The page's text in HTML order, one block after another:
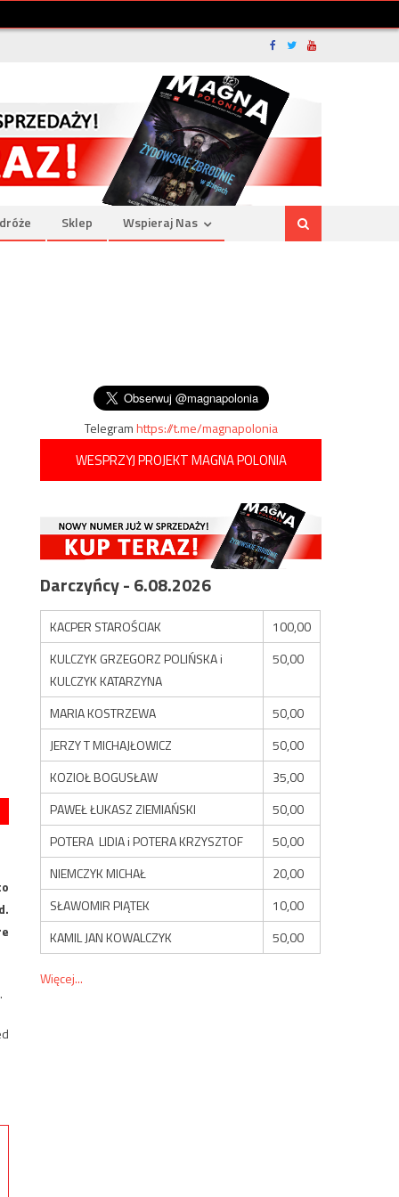
Sklep Wspieraj Nas
Telegramhttps://t.me/magnapolonia
WESPRZYJ PROJEKT MAGNA POLONIA
Darczyńcy - 6.08.2026
KACPER STAROŚCIAK
100,00
KULCZYK GRZEGORZ POLIŃSKA i
KULCZYK KATARZYNA
50,00
MARIA KOSTRZEWA
50,00
JERZY T MICHAJŁOWICZ
50,00
KOZIOŁ BOGUSŁAW
35,00
PAWEŁ ŁUKASZ ZIEMIAŃSKI
50,00
POTERA LIDIA i POTERA KRZYSZTOF
50,00
NIEMCZYK MICHAŁ
20,00
SŁAWOMIR PIĄTEK
10,00
KAMIL JAN KOWALCZYK
50,00
Więcej...